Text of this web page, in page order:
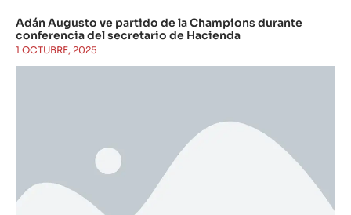
Adán Augusto ve partido de la Champions durante
conferencia del secretario de Hacienda
1 OCTUBRE, 2025